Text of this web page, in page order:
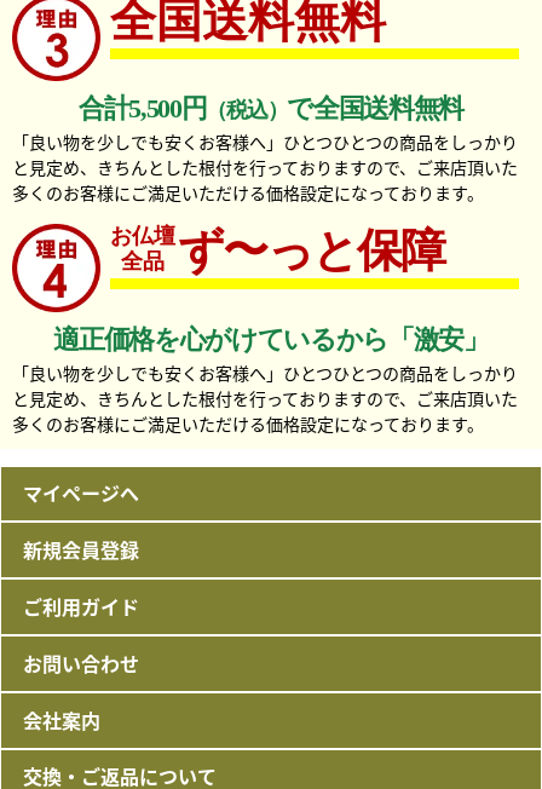
全国送料無料
合計5,500円 （税込） で全国送料無料
「良い物を少しでも安くお客様へ」ひとつひとつの商品をしっかり
と見定め、きちんとした根付を行っておりますので、ご来店頂いた
多くのお客様にご満足いただける価格設定になっております。
お仏壇
全品 ず〜っと保障
適正価格を心がけているから「激安」
「良い物を少しでも安くお客様へ」ひとつひとつの商品をしっかり
と見定め、きちんとした根付を行っておりますので、ご来店頂いた
多くのお客様にご満足いただける価格設定になっております。
マイページへ
新規会員登録
ご利用ガイド
お問い合わせ
会社案内
交換・ご返品について